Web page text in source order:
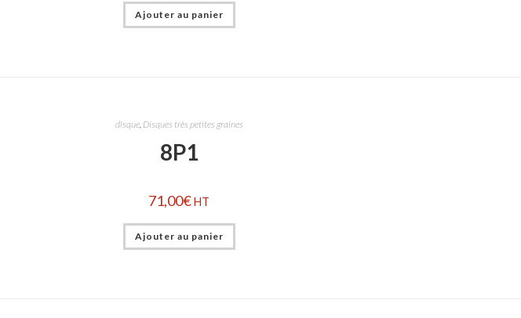
Ajouter au panier
disque, Disques très petites graines
8P1
71,00€ HT
Ajouter au panier